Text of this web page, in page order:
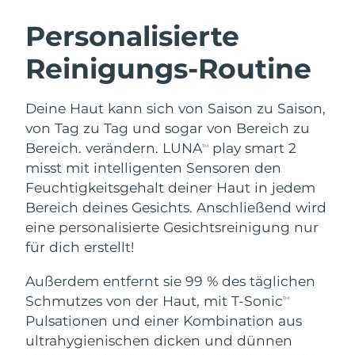
Personalisierte
Reinigungs-Routine
Deine Haut kann sich von Saison zu Saison,
von Tag zu Tag und sogar von Bereich zu
Bereich. verändern. LUNATM
play smart 2
misst mit intelligenten Sensoren den
Feuchtigkeitsgehalt deiner Haut in jedem
Bereich deines Gesichts. Anschließend wird
eine personalisierte Gesichtsreinigung nur
für dich erstellt!
Außerdem entfernt sie 99 % des täglichen
Schmutzes von der Haut, mit T-SonicTM
Pulsationen und einer Kombination aus
ultrahygienischen dicken und dünnen
LUNA™ 4 Set
Anti-aging massage
LUNA™ 4 Plus
Massage, LED heating
LUNA™ 4 Men
For men, anti-aging massage
BEAR™ 2 Set
Microcurrent toning
BEAR™ 2 go
Microcurrent toning on-the-go
BEAR™ 2 eyes & lips
Microcurrent line smoothing device
Hydratisierung
UFO™ 3 Set
Deep facial hydration
UFO™ 3 LED
Near-infrared and red light therapy
device
Mundpflege
issa™ 4
Hybrid silicone sonic toothbrush
issa™ 4 plus
Smart hybrid silicone sonic toothbrush
FAQ™ ANTI-AGING-BEHANDLUNG
Anti-aging LED-Behandlungen
NEW
Österreich Erwartete Lieferung
Bahrain Erwartete Lieferung 8/9/26
Belgien Erwartete Lieferung8/8/26
Bermuda Erwartete Lieferung8/14/26
Bosnien und
Herzegowina
Erwartete Lieferung
Brunei Darussalam
Bulgarien Erwartete Lieferung8/8/26
Kanada Erwartete Lieferung 8/12/26